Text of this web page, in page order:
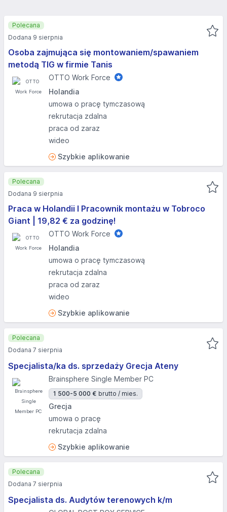
Osoba zajmująca się montowaniem/spawaniem
metodą TIG w firmie Tanis
OTTO Work Force
Holandia
umowa o pracę tymczasową
rekrutacja zdalna
praca od zaraz
wideo
Szybkie aplikowanie
Polecana
Dodana 9 sierpnia
Praca w Holandii I Pracownik montażu w Tobroco
Giant | 19,82 € za godzinę!
OTTO Work Force
Holandia
umowa o pracę tymczasową
rekrutacja zdalna
praca od zaraz
wideo
Szybkie aplikowanie
Polecana
Dodana 9 sierpnia
Specjalista/ka ds. sprzedaży Grecja Ateny
Brainsphere Single Member PC
1 500-5 000 € brutto / mies.
Grecja
umowa o pracę
rekrutacja zdalna
Szybkie aplikowanie
Polecana
Dodana 7 sierpnia
Specjalista ds. Audytów terenowych k/m
Polecana
Dodana 7 sierpnia